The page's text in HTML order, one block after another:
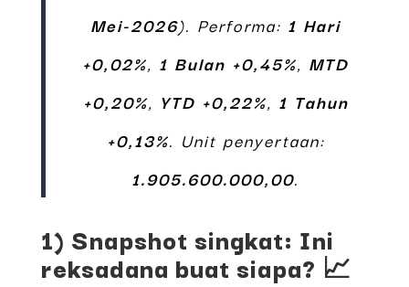
Mei-2026). Performa: 1 Hari
+0,02%, 1 Bulan +0,45%, MTD
+0,20%, YTD +0,22%, 1 Tahun
+0,13%. Unit penyertaan:
1.905.600.000,00.
1) Snapshot singkat: Ini
reksadana buat siapa? 📈